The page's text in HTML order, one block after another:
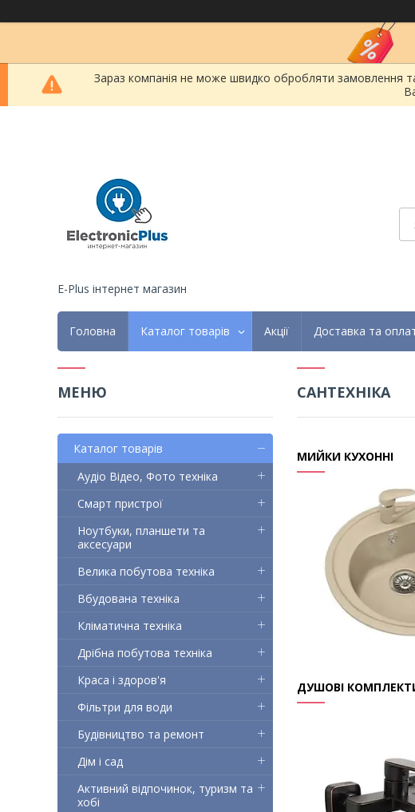
Зараз компанія не може швидко обробляти замовлення
E-Plus інтернет магазин
Головна Каталог товарів Акції Доставка та
САНТЕХНІКА
МИЙКИ КУХОННІ
ДУШОВІ
Каталог товарів
Аудіо Відео, Фото техніка
Смарт пристрої
Ноутбуки, планшети та
аксесуари
Велика побутова техніка
Вбудована техніка
Кліматична техніка
Дрібна побутова техніка
Краса і здоров'я
Фільтри для води
Будівництво та ремонт
Дім і сад
Активний відпочинок, туризм та
хобі